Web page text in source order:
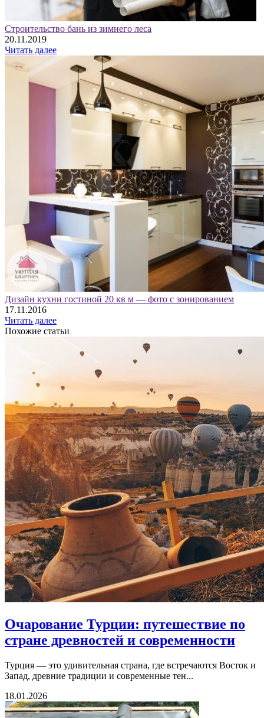
Строительство бань из зимнего леса
20.11.2019
Читать далее
Дизайн кухни гостиной 20 кв м — фото с зонированием
17.11.2016
Читать далее
Похожие статьи
Очарование Турции: путешествие по
стране древностей и современности
Турция — это удивительная страна, где встречаются Восток и
Запад, древние традиции и современные тен...
18.01.2026